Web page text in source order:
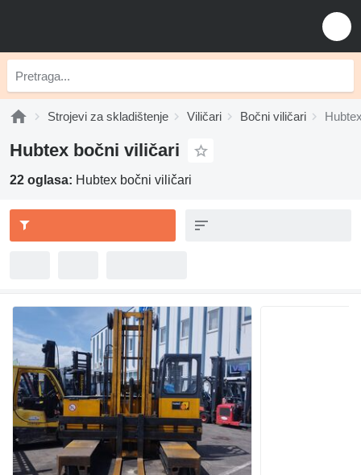
Strojevi za skladištenje Viličari Bočni viličari
Hubtex bočni viličari
22 oglasa: Hubtex bočni viličari